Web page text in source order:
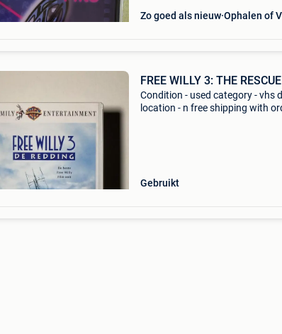
Zo goed als nieuw Ophalen of
FREE WILLY 3: THE
Condition - used category - vhs
location - n free shipping with
Gebruikt